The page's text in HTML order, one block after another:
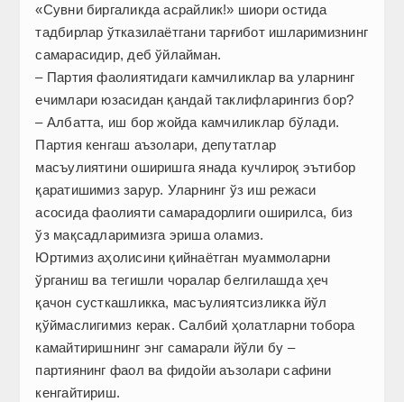
«Сувни биргаликда асрайлик!» шиори остида
тадбирлар ўтказилаётгани тарғибот ишларимизнинг
самарасидир, деб ўйлайман.
– Партия фаолиятидаги камчиликлар ва уларнинг
ечимлари юзасидан қандай таклифларингиз бор?
– Албатта, иш бор жойда камчиликлар бўлади.
Партия кенгаш аъзолари, депутатлар
масъулиятини оширишга янада кучлироқ эътибор
қаратишимиз зарур. Уларнинг ўз иш режаси
асосида фаолияти самарадорлиги оширилса, биз
ўз мақсадларимизга эриша оламиз.
Юртимиз аҳолисини қийнаётган муаммоларни
ўрганиш ва тегишли чоралар белгилашда ҳеч
қачон сусткашликка, масъ­улиятсизликка йўл
қўймаслигимиз керак. Салбий ҳолатларни тобора
камайтиришнинг энг самарали йўли бу –
партиянинг фаол ва фидойи аъзолари сафини
кенгайтириш.